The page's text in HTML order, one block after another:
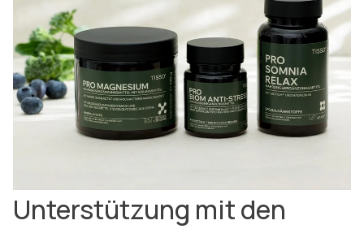
Unterstützung mit den